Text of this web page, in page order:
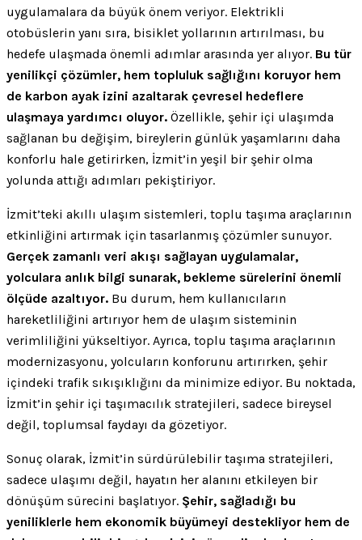
uygulamalara da büyük önem veriyor. Elektrikli
otobüslerin yanı sıra, bisiklet yollarının artırılması, bu
hedefe ulaşmada önemli adımlar arasında yer alıyor. Bu tür
yenilikçi çözümler, hem topluluk sağlığını koruyor hem
de karbon ayak izini azaltarak çevresel hedeflere
ulaşmaya yardımcı oluyor. Özellikle, şehir içi ulaşımda
sağlanan bu değişim, bireylerin günlük yaşamlarını daha
konforlu hale getirirken, İzmit’in yeşil bir şehir olma
yolunda attığı adımları pekiştiriyor.
İzmit’teki akıllı ulaşım sistemleri, toplu taşıma araçlarının
etkinliğini artırmak için tasarlanmış çözümler sunuyor.
Gerçek zamanlı veri akışı sağlayan uygulamalar,
yolculara anlık bilgi sunarak, bekleme sürelerini önemli
ölçüde azaltıyor. Bu durum, hem kullanıcıların
hareketliliğini artırıyor hem de ulaşım sisteminin
verimliliğini yükseltiyor. Ayrıca, toplu taşıma araçlarının
modernizasyonu, yolcuların konforunu artırırken, şehir
içindeki trafik sıkışıklığını da minimize ediyor. Bu noktada,
İzmit’in şehir içi taşımacılık stratejileri, sadece bireysel
değil, toplumsal faydayı da gözetiyor.
Sonuç olarak, İzmit’in sürdürülebilir taşıma stratejileri,
sadece ulaşımı değil, hayatın her alanını etkileyen bir
dönüşüm sürecini başlatıyor. Şehir, sağladığı bu
yeniliklerle hem ekonomik büyümeyi destekliyor hem de